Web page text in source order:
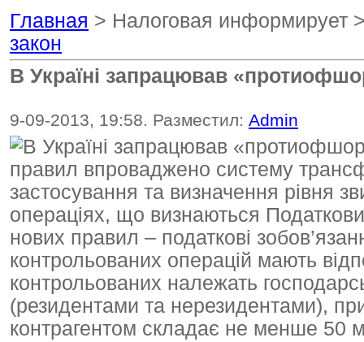
Главная > Налоговая информирует
закон
В Україні запрацював
9-09-2013, 19:58. Разместил: Admin
правил впроваджено систему
застосування та визначення рівня
операціях, що визнаються
нових правил – податкові
контрольованих операцій мають
контрольованих належать
(резидентами та нерезидентами),
контрагентом складає не менше 50